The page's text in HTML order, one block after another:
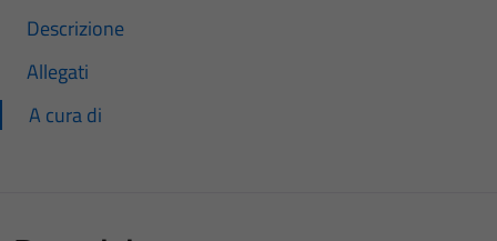
Descrizione
Allegati
A cura di